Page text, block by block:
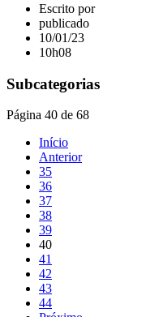
Escrito por
publicado
10/01/23
10h08
Subcategorias
Página 40 de 68
Início
Anterior
35
36
37
38
39
40
41
42
43
44